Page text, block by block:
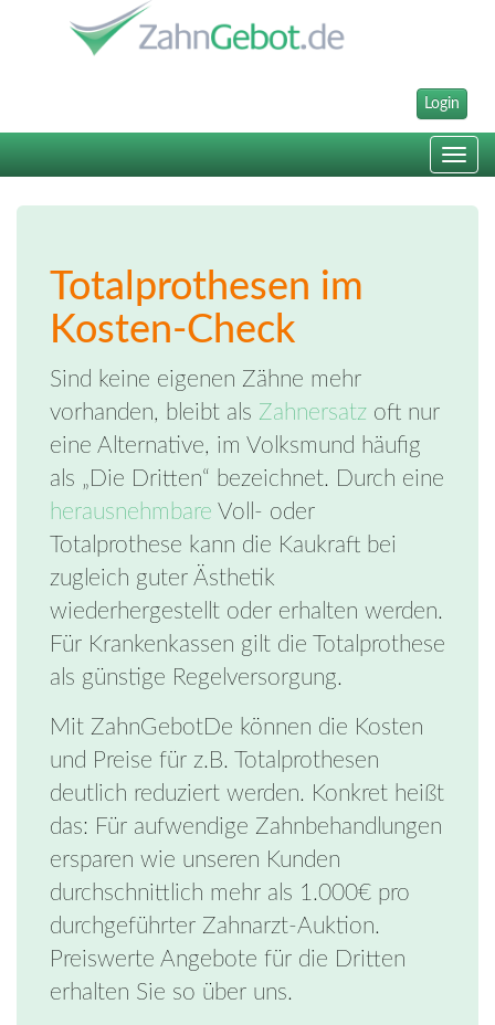
Login
Toggle
Totalprothesen im
Kosten-Check
Sind keine eigenen Zähne mehr
vorhanden, bleibt als Zahnersatz oft nur
eine Alternative, im Volksmund häufig
als „Die Dritten“ bezeichnet. Durch eine
herausnehmbare Voll- oder
Totalprothese kann die Kaukraft bei
zugleich guter Ästhetik
wiederhergestellt oder erhalten werden.
Für Krankenkassen gilt die Totalprothese
als günstige Regelversorgung.
Mit ZahnGebotDe können die Kosten
und Preise für z.B. Totalprothesen
deutlich reduziert werden. Konkret heißt
das: Für aufwendige Zahnbehandlungen
ersparen wie unseren Kunden
durchschnittlich mehr als 1.000€ pro
durchgeführter Zahnarzt-Auktion.
Preiswerte Angebote für die Dritten
erhalten Sie so über uns.